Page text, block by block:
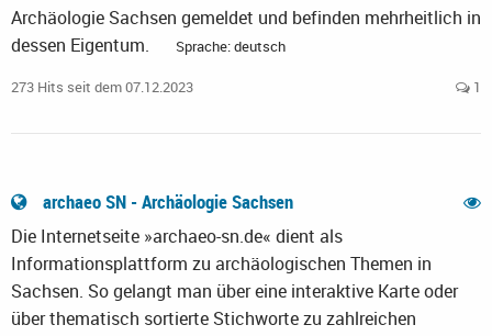
Archäologie Sachsen gemeldet und befinden mehrheitlich in
dessen Eigentum.
Sprache: deutsch
273 Hits seit dem 07.12.2023 1
archaeo SN - Archäologie Sachsen
Die Internetseite »archaeo-sn.de« dient als
Informationsplattform zu archäologischen Themen in
Sachsen. So gelangt man über eine interaktive Karte oder
über thematisch sortierte Stichworte zu zahlreichen